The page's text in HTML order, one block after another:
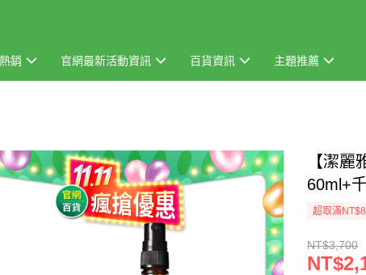
銷 官網最新活動資訊 百貨資訊 主題推薦
【潔
60ml+
超取滿
NT$3,700